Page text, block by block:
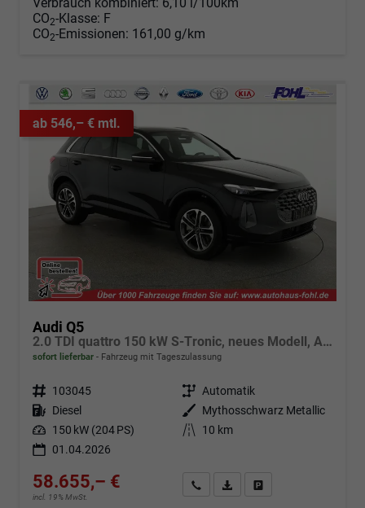
CO2-Klasse: F
CO2-Emissionen: 161,00 g/km
ab 546,– € mtl.
Audi Q5
2.0 TDI quattro 150 kW S-Tronic, neues Modell, AHK, Navi, Leder, Kamera, 19-Zoll
sofort lieferbar Fahrzeug mit Tageszulassung
Fahrzeugnr. 103045 Getriebe Automatik
Kraftstoff Diesel Außenfarbe
Mythosschwarz Metallic
Leistung 150 kW (204 PS) Kilometerstand
10 km
01.04.2026
58.655,– €
incl. 19% MwSt.
Angebot anfordern
Fahrzeugexpose (PDF)